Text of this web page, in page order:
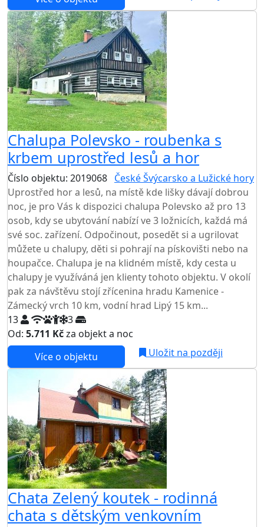
Chalupa Polevsko - roubenka s
krbem uprostřed lesů a hor
Číslo objektu: 2019068 České Švýcarsko a Lužické hory
Uprostřed hor a lesů, na místě kde lišky dávají dobrou
noc, je pro Vás k dispozici chalupa Polevsko až pro 13
osob, kdy se ubytování nabízí ve 3 ložnicích, každá má
své soc. zařízení. Odpočinout, posedět si a ugrilovat
můžete u chalupy, děti si pohrají na pískovišti nebo na
houpačce. Chalupa je na klidném místě, kdy cesta u
chalupy je využíváná jen klienty tohoto objektu. V okolí
pak za návštěvu stojí zřícenina hradu Kamenice -
Zámecký vrch 10 km, vodní hrad Lipý 15 km...
13
3
Od: 5.711 Kčza objekt a noc
Více o objektu
Uložit na později
Chata Zelený koutek - rodinná
chata s dětským venkovním